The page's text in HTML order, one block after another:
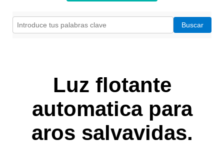
Luz flotante
automatica para
aros salvavidas.